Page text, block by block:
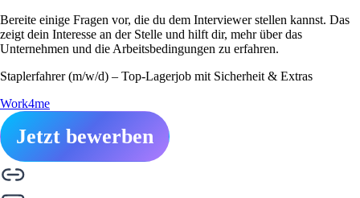
Bereite einige Fragen vor, die du dem Interviewer stellen kannst. Das
zeigt dein Interesse an der Stelle und hilft dir, mehr über das
Unternehmen und die Arbeitsbedingungen zu erfahren.
Staplerfahrer (m/w/d) – Top-Lagerjob mit Sicherheit & Extras
Work4me
Jetzt bewerben